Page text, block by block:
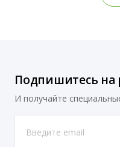
Подпишитесь на
И получайте